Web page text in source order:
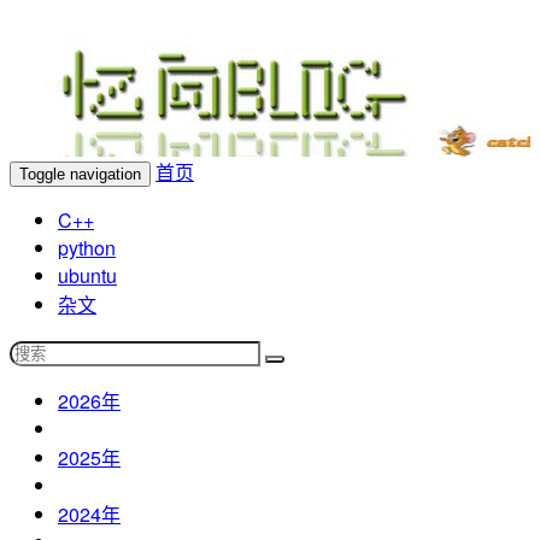
忆向博客
Toggle navigation
首页
C++
python
ubuntu
杂文
2026年
2025年
2024年